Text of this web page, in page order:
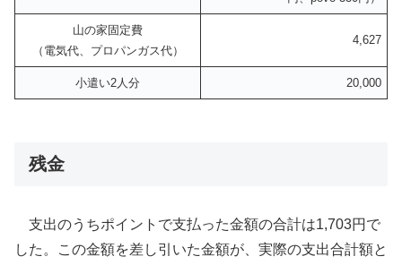
山の家固定費
（電気代、プロパンガス代）
4,627
小遣い2人分 20,000
残金
支出のうちポイントで支払った金額の合計は1,703円で
した。この金額を差し引いた金額が、実際の支出合計額と